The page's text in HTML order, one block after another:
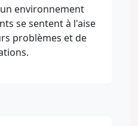
environnement
se sentent à l'aise
problèmes et de